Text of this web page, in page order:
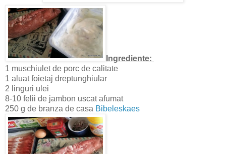
Ingrediente:
1 muschiulet de porc de calitate
1 aluat foietaj dreptunghiular
2 linguri ulei
8-10 felii de jambon uscat afumat
250 g de branza de casa Bibeleskaes